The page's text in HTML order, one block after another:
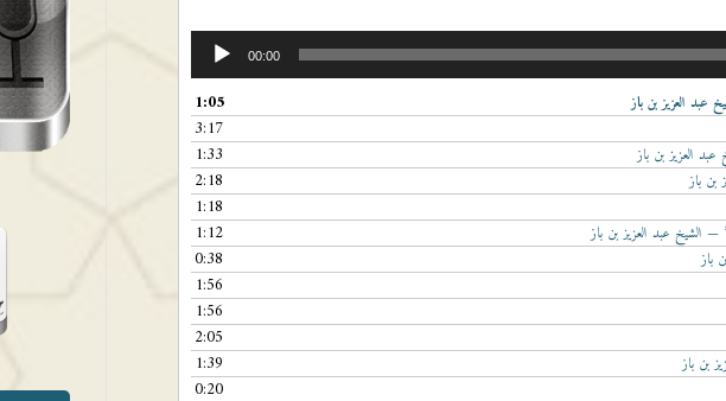
00:00
عبد العزيز بن باز
1:05
3:17
العزيز بن باز
1:33
بن باز
2:18
1:18
— الشيخ عبد العزيز بن باز
1:12
باز
0:38
1:56
1:56
2:05
بن باز
1:39
0:20